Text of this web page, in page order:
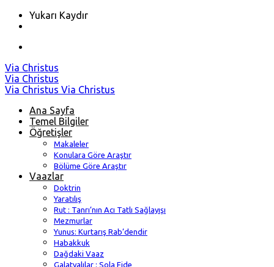
Yukarı Kaydır
Skip
to
content
Via Christus
Via Christus
Via Christus Via Christus
Ana Sayfa
Temel Bilgiler
Öğretişler
Makaleler
Konulara Göre Araştır
Bölüme Göre Araştır
Vaazlar
Doktrin
Yaratılış
Rut : Tanrı’nın Acı Tatlı Sağlayışı
Mezmurlar
Yunus: Kurtarış Rab’dendir
Habakkuk
Dağdaki Vaaz
Galatyalılar : Sola Fide